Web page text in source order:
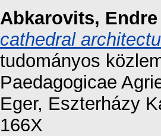
Abkarovits, Endre
cathedral
tudományos
Paedagogicae
Eger, Eszterházy
166X